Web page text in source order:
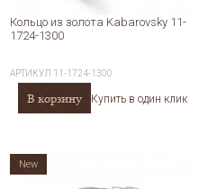
Кольцо из золота Kabarovsky 11-
1724-1300
АРТИКУЛ 11-1724-1300
В корзину Купить в один клик
New